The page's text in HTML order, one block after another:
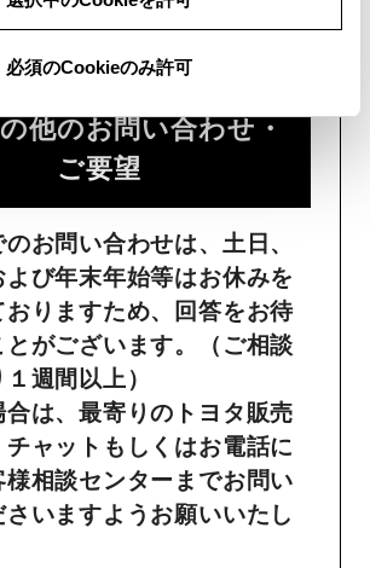
必須のCookieのみ許可
他のお問い合わせ・
ご要望​
お問い合わせは、土日、
び年末年始等はお休みを
おりますため、回答をお待
とがございます。（ご相談
週間以上）
合は、最寄りのトヨタ販売
チャットもしくはお電話に
相談センターまでお問い
いますようお願いいたし